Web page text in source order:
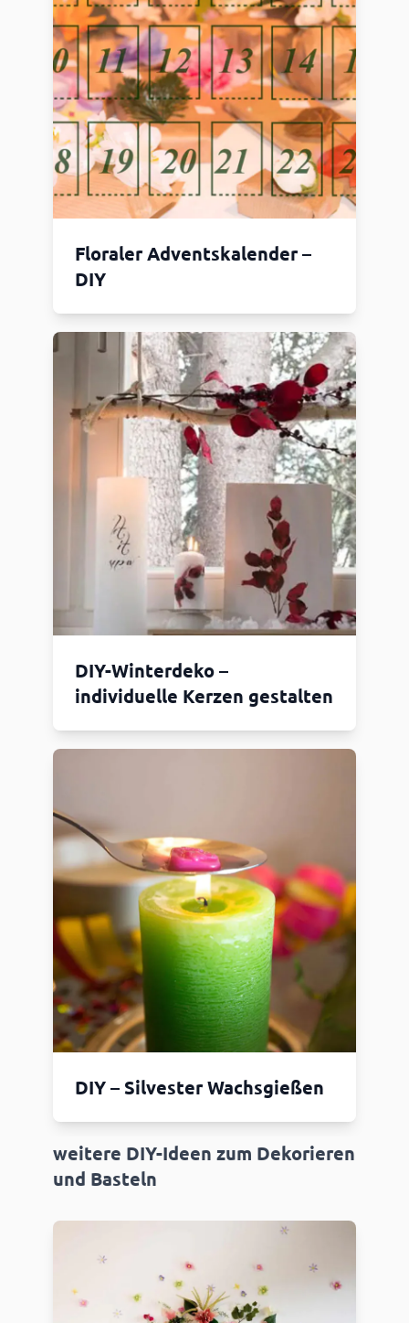
Floraler Adventskalender –
DIY
DIY-Winterdeko –
individuelle Kerzen gestalten
DIY – Silvester Wachsgießen
weitere DIY-Ideen zum Dekorieren
und Basteln